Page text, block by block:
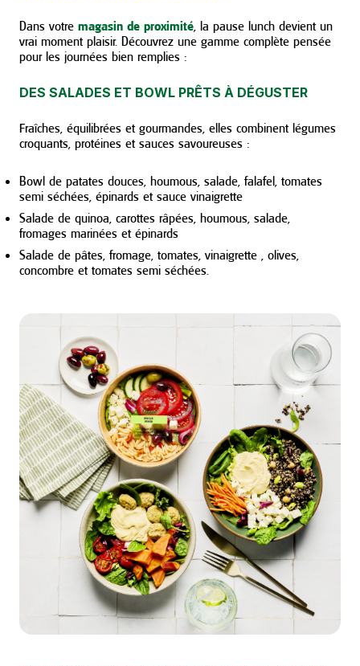
Dans votre magasin de proximité , la pause lunch devient un
vrai moment plaisir. Découvrez une gamme complète pensée
pour les journées bien remplies :
DES SALADES ET BOWL PRÊTS À DÉGUSTER
Fraîches, équilibrées et gourmandes, elles combinent légumes
croquants, protéines et sauces savoureuses :
Bowl de patates douces, houmous, salade, falafel, tomates
semi séchées, épinards et sauce vinaigrette
Salade de quinoa, carottes râpées, houmous, salade,
fromages marinées et épinards
Salade de pâtes, fromage, tomates, vinaigrette , olives,
concombre et tomates semi séchées.